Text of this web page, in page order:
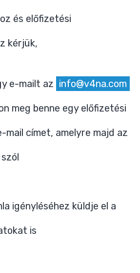
és előfizetési
kérjük,
e-mailt az info@v4na.com
meg benne egy előfizetési
mail címet, amelyre majd az
igényléséhez küldje el a
is